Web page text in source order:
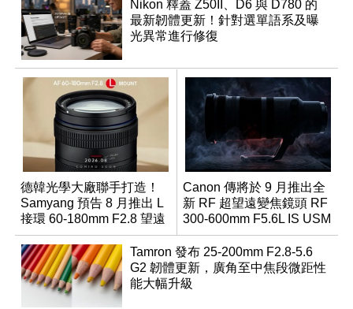
Nikon 釋蓋 Z50II、D6 與 D780 的
最新韌體更新！針對選單語系及曝
光異常進行修復
德韓光學大廠聯手打造！
Samyang 預告 8 月推出 L
接環 60-180mm F2.8 望遠
變焦鏡
Canon 傳將於 9 月推出全
新 RF 超望遠變焦鏡頭 RF
300-600mm F5.6L IS USM
Tamron 發布 25-200mm F2.8-5.6
G2 韌體更新，廣角至中焦段微距性
能大幅升級